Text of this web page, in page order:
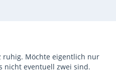
ruhig. Möchte eigentlich nur
nicht eventuell zwei sind.